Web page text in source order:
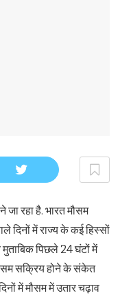
जा रहा है. भारत मौसम
दिनों में राज्य के कई हिस्सों
मुताबिक पिछले 24 घंटों में
सक्रिय होने के संकेत
में मौसम में उतार चढ़ाव